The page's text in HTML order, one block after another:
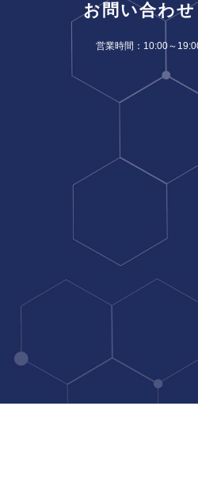
お問い合わ
営業時間：10:00～
お問い合